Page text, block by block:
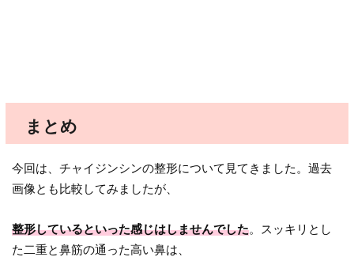
まとめ
今回は、チャイジンシンの整形について見てきました。過去
画像とも比較してみましたが、
整形しているといった感じはしませんでした。スッキリとし
た二重と鼻筋の通った高い鼻は、